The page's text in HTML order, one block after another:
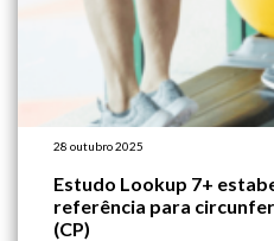
28 outubro 2025
Estudo Lookup 7+
referência para
(CP)